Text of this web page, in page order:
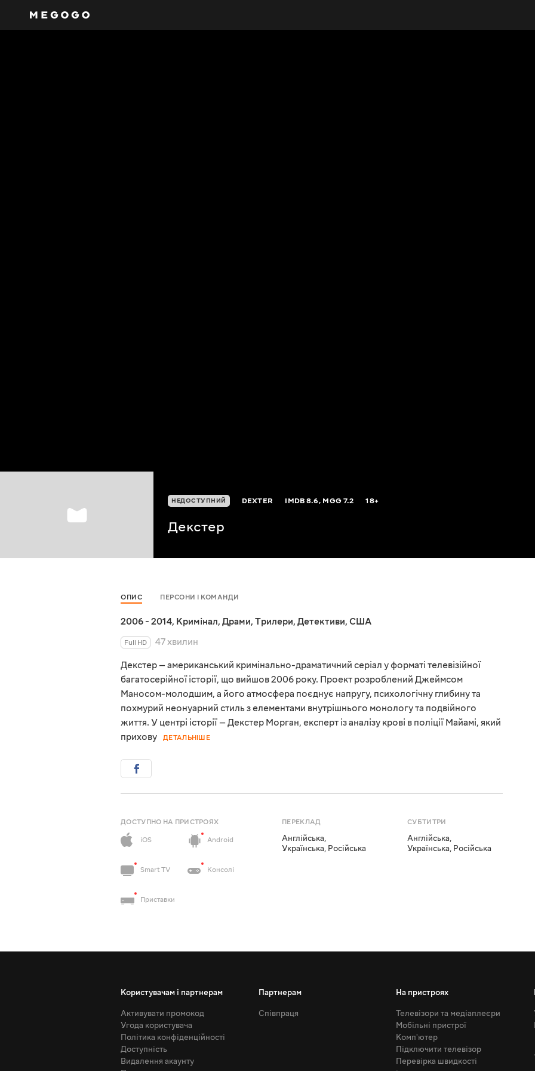
НЕДОСТУПНИЙ DEXTER IMDB8.6, MGG7.2 18+
Декстер
ОПИС ПЕРСОНИ І КОМАНДИ
2006 - 2014, Кримінал, Драми, Трилери, Детективи, США
Full HD
47 хвилин
Декстер — американський кримінально-драматичний серіал у форматі телевізійної
багатосерійної історії, що вийшов 2006 року. Проект розроблений Джеймсом
Маносом-молодшим, а його атмосфера поєднує напругу, психологічну глибину та
похмурий неонуарний стиль з елементами внутрішнього монологу та подвійного
життя. У центрі історії — Декстер Морган, експерт із аналізу крові в поліції Майамі, який
прихову
ДЕТАЛЬНІШЕ
ДОСТУПНО НА ПРИСТРОЯХ
iOS
Android
Smart TV Консолі
Приставки
ПЕРЕКЛАД
Англійська,
Українська, Російська
СУБТИТРИ
Англійська,
Українська, Російська
Користувачам і партнерам
Активувати промокод
Угода користувача
Політика конфіденційності
Доступність
Видалення акаунту
Партнерам
Співпраця
На пристроях
Телевізори та медіаплеєри
Мобільні пристрої
Комп'ютер
Підключити телевізор
Перевірка швидкості